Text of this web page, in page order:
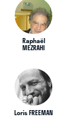
Raphaël
MEZRAHI
Loris FREEMAN